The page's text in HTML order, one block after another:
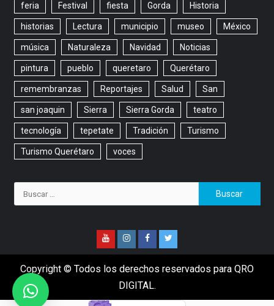
feria Festival fiesta Gorda Historia
historias Lectura municipio museo México
música Naturaleza Navidad Noticias
pintura pueblo queretaro Querétaro
remembranzas Reportajes Salud San
san joaquin Sierra Sierra Gorda teatro
tecnología tepetate Tradición Turismo
Turismo Querétaro voces
Copyright © Todos los derechos reservados para QRO
DIGITAL.